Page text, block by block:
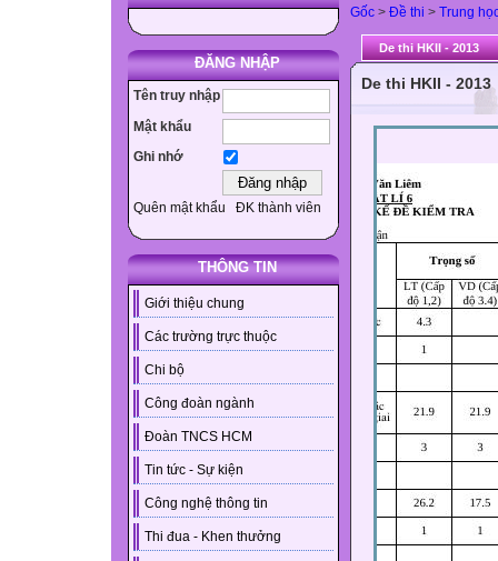
ĐĂNG NHẬP
Tên truy nhập
Mật khẩu
Ghi nhớ
Quên mật khẩu ĐK thành viên
THÔNG TIN
Giới thiệu chung
Các trường trực thuộc
Chi bộ
Công đoàn ngành
Đoàn TNCS HCM
Tin tức - Sự kiện
Công nghệ thông tin
Thi đua - Khen thưởng
Gốc > Đề thi > Trung
De thi HKII - 2013
De thi HKII - 2013